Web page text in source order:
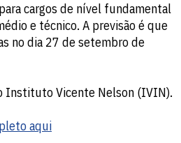
cargos de nível fundamental
e técnico. A previsão é que
no dia 27 de setembro de
Instituto Vicente Nelson (IVIN).
aqui